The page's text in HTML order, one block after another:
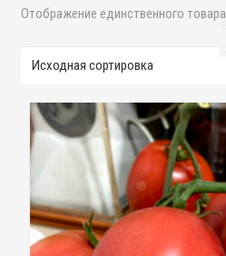
❅ ❅
❅
Отображение единственного товара